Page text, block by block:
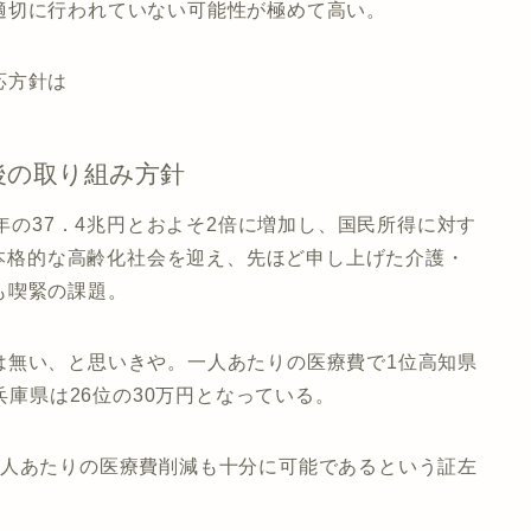
に行われていない可能性が極めて高い。
方針は
取り組み方針
37．4兆円とおよそ2倍に増加し、国民所得に対す
的な高齢化社会を迎え、先ほど申し上げた介護・
緊の課題。
い、と思いきや。一人あたりの医療費で1位高知県
県は26位の30万円となっている。
あたりの医療費削減も十分に可能であるという証左